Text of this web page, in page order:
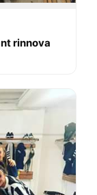
rinnova